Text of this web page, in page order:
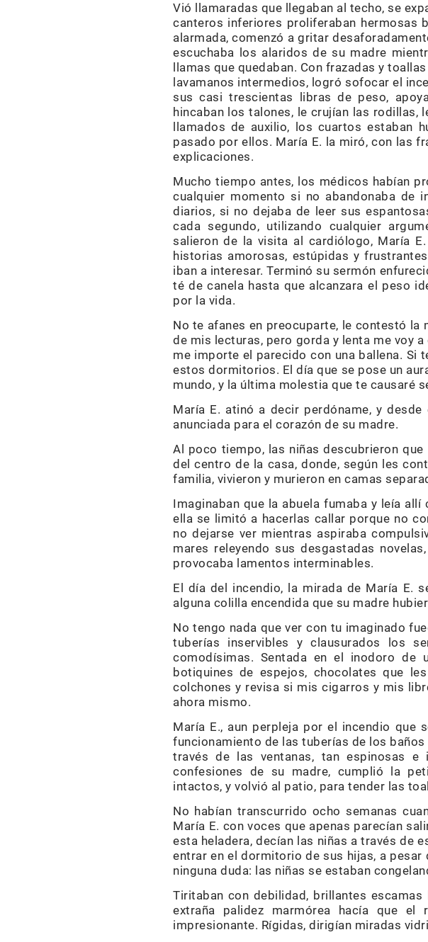
Vió llamaradas que llegaban al techo, se
canteros inferiores proliferaban hermosas
alarmada, comenzó a gritar
escuchaba los alaridos de su madre
llamas que quedaban. Con frazadas y
lavamanos intermedios, logró sofocar el
sus casi trescientas libras de peso,
hincaban los talones, le crujían las rodillas,
llamados de auxilio, los cuartos estaban
pasado por ellos. María E. la miró, con las
explicaciones.
Mucho tiempo antes, los médicos habían
cualquier momento si no abandonaba de
diarios, si no dejaba de leer sus
cada segundo, utilizando cualquier
salieron de la visita al cardiólogo, María
historias amorosas, estúpidas y
iban a interesar. Terminó su sermón
té de canela hasta que alcanzara el peso
por la vida.
No te afanes en preocuparte, le contestó la
de mis lecturas, pero gorda y lenta me voy
me importe el parecido con una ballena. Si
estos dormitorios. El día que se pose un
mundo, y la última molestia que te causaré
María E. atinó a decir perdóname, y
anunciada para el corazón de su madre.
Al poco tiempo, las niñas descubrieron
del centro de la casa, donde, según les
familia, vivieron y murieron en camas
Imaginaban que la abuela fumaba y leía
ella se limitó a hacerlas callar porque no
no dejarse ver mientras aspiraba
mares releyendo sus desgastadas
provocaba lamentos interminables.
El día del incendio, la mirada de María E.
alguna colilla encendida que su madre
No tengo nada que ver con tu imaginado
tuberías inservibles y clausurados los
comodísimas. Sentada en el inodoro
botiquines de espejos, chocolates que
colchones y revisa si mis cigarros y mis
ahora mismo.
María E., aun perpleja por el incendio que
funcionamiento de las tuberías de los
través de las ventanas, tan espinosas
confesiones de su madre, cumplió la
intactos, y volvió al patio, para tender las
No habían transcurrido ocho semanas
María E. con voces que apenas parecían
esta heladera, decían las niñas a través de
entrar en el dormitorio de sus hijas, a
ninguna duda: las niñas se estaban
Tiritaban con debilidad, brillantes
extraña palidez marmórea hacía que
impresionante. Rígidas, dirigían miradas